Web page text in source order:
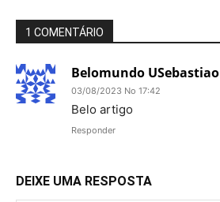
1 COMENTÁRIO
Belomundo USebastiao
03/08/2023 No 17:42
Belo artigo
Responder
DEIXE UMA RESPOSTA